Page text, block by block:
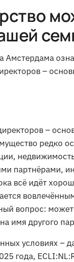
Амстердама
–
–
редко
партнёрами,
всё идёт
вопрос:
имя другого
условиях –
года,